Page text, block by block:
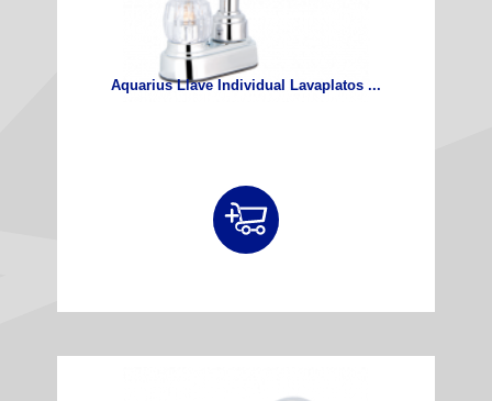
Aquarius Llave Individual Lavaplatos ...